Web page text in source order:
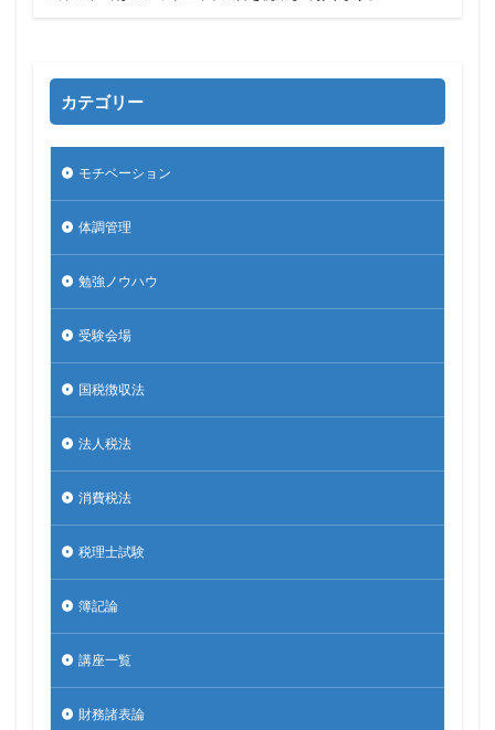
カテゴリー
モチベーション
体調管理
勉強ノウハウ
受験会場
国税徴収法
法人税法
消費税法
税理士試験
簿記論
講座一覧
財務諸表論